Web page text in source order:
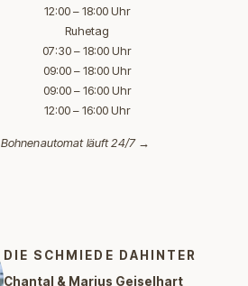
12:00 – 18:00 Uhr
Ruhetag
07:30 – 18:00 Uhr
09:00 – 18:00 Uhr
09:00 – 16:00 Uhr
12:00 – 16:00 Uhr
Bohnenautomat läuft 24/7 →
DIE SCHMIEDE DAHINTER
Chantal & Marius Geiselhart